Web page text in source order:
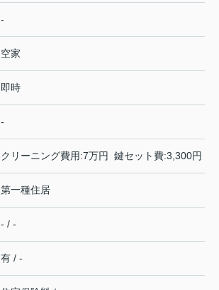
-
空家
即時
-
クリーニング費用:7万円 鍵セット費:3,300円
第一種住居
- / -
有 / -